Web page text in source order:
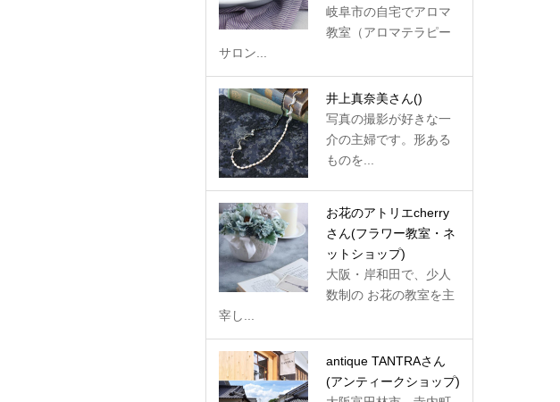
岐阜市の自宅でアロマ
教室（アロマテラピー
サロン...
井上真奈美さん()
写真の撮影が好きな一
介の主婦です。形ある
ものを...
お花のアトリエcherry
さん(フラワー教室・ネ
ットショップ)
大阪・岸和田で、少人
数制の お花の教室を主
宰し...
antique TANTRAさん
(アンティークショップ)